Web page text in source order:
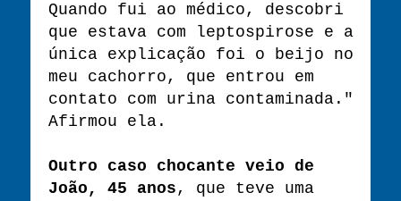
Quando fui ao médico, descobri
que estava com leptospirose e a
única explicação foi o beijo no
meu cachorro, que entrou em
contato com urina contaminada."
Afirmou ela.
Outro caso chocante veio de
João, 45 anos, que teve uma